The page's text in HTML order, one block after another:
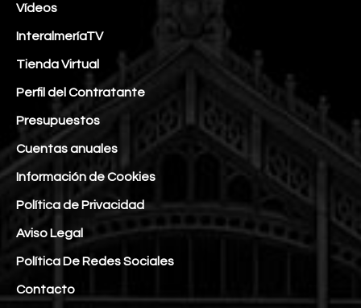
Vídeos
InteralmeríaTV
Tienda Virtual
Perfil del Contratante
Presupuestos
Cuentas anuales
Información de Cookies
Política de Privacidad
Aviso Legal
Política De Redes Sociales
Contacto